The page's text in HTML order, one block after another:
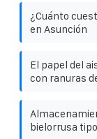
¿Cuánto
en Asunción
El papel del
con ranuras
bielorrusa